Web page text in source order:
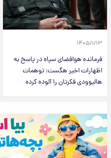
۱۴۰۵/۱/۱۳
فرمانده هوافضای سپاه در پاسخ به
اظهارات اخیر هگست: توهمات
هالیوودی فکرتان را آلوده کرده